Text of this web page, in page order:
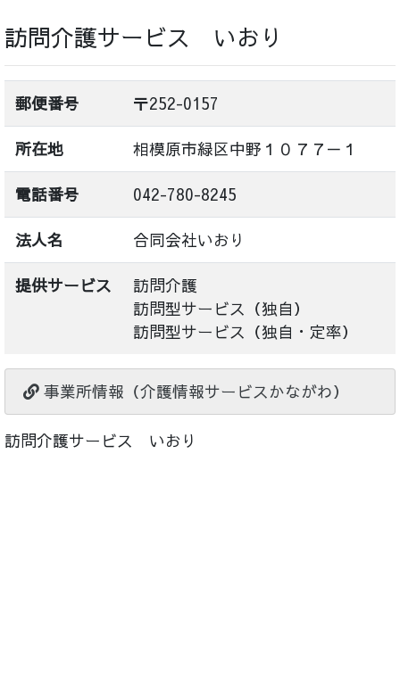
訪問介護サービス いおり
郵便番号 〒252-0157
所在地 相模原市緑区中野１０７７－１
電話番号 042-780-8245
法人名 合同会社いおり
提供サービス
訪問介護
訪問型サービス（独自）
訪問型サービス（独自・定率）
事業所情報（介護情報サービスかながわ）
訪問介護サービス いおり